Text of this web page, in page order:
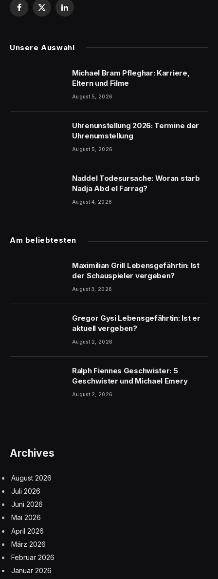
Facebook
X
LinkedIn
Unsere Auswahl
Michael Bram Pfleghar: Karriere,
Eltern und Filme
August 5, 2026
Uhrenunstellung 2026: Termine der
Uhrenumstellung
August 5, 2026
Naddel Todesursache: Woran starb
Nadja Abd el Farrag?
August 4, 2026
Am beliebtesten
Maximilian Grill Lebensgefährtin: Ist
der Schauspieler vergeben?
August 3, 2026
Gregor Gysi Lebensgefährtin: Ist er
aktuell vergeben?
August 2, 2026
Ralph Fiennes Geschwister: 5
Geschwister und Michael Emery
August 2, 2026
Archives
August 2026
Juli 2026
Juni 2026
Mai 2026
April 2026
März 2026
Februar 2026
Januar 2026